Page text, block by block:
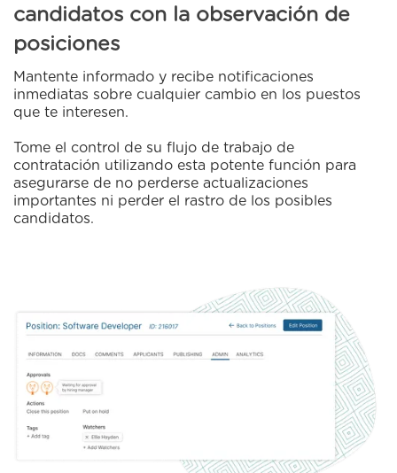
candidatos con la observación de
posiciones
Mantente informado y recibe notificaciones
inmediatas sobre cualquier cambio en los puestos
que te interesen.
Tome el control de su flujo de trabajo de
contratación utilizando esta potente función para
asegurarse de no perderse actualizaciones
importantes ni perder el rastro de los posibles
candidatos.